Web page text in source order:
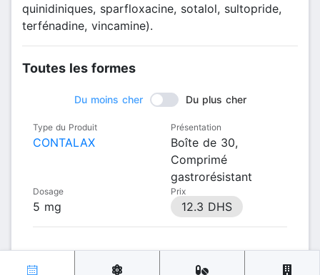
quinidiniques, sparfloxacine, sotalol, sultopride,
terfénadine, vincamine).
Toutes les formes
Du moins cher Du plus cher
Type du Produit
CONTALAX
Présentation
Boîte de 30,
Comprimé
gastrorésistant
Dosage
5 mg
Prix
12.3 DHS